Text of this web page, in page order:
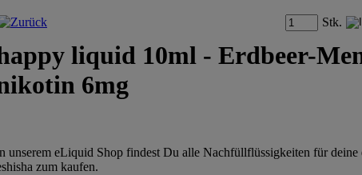
Stk.
liquid 10ml - Erdbeer-
6mg
unserem eLiquid Shop findest Du alle Nachfüllflüssigkeiten für deine
zum kaufen.